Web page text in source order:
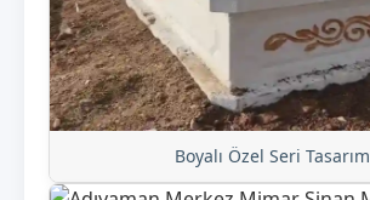
Boyalı Özel Seri Tasarım